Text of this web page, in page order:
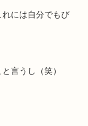
には自分でもび
言うし（笑）